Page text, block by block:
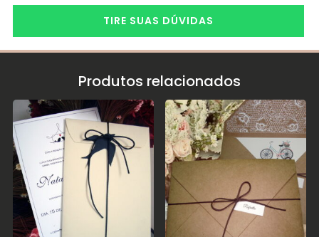
TIRE SUAS DÚVIDAS
Produtos relacionados